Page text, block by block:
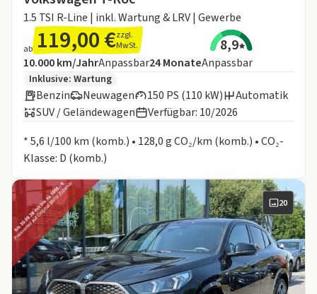
1.5 TSI R-Line | inkl. Wartung & LRV | Gewerbe
ab 119,00 €zzgl.
MwSt.
8,9
Angebotsdetails:
Inklusive Laufleistung
10.000 km/JahrAnpassbarLaufzeit
24MonateAnpassbar
Zusätzliche Fahrzeuginformationen:
Inklusive: Wartung
Benzin Neuwagen 150 PS (110 kW)
Automatik
SUV / Geländewagen
Verfügbar: 10/2026
* 5,6 l/100 km (komb.) • 128,0 g CO₂/km (komb.) • CO₂-
Klasse: D (komb.)
20